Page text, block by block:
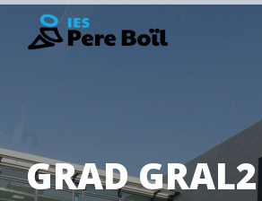
GRAD GRAL2